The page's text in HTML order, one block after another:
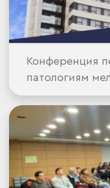
Конференция
патологиям